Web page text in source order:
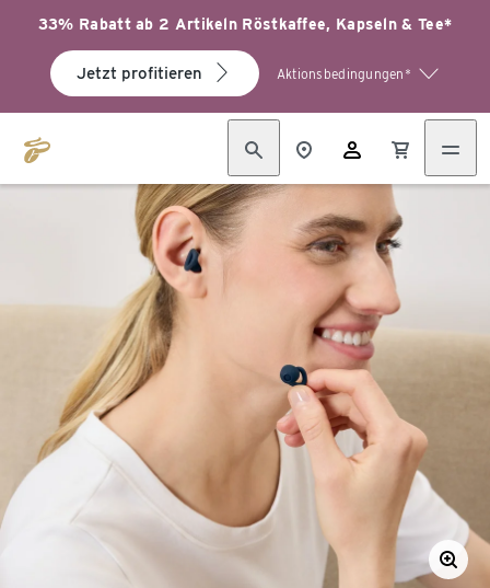
33% Rabatt ab 2 Artikeln Röstkaffee, Kapseln & Tee*
Jetzt profitieren Aktionsbedingungen*